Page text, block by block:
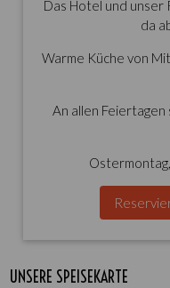
Das Hotel und
da
Warme Küche von
An allen Feiertagen
UNSERE SPEISEKARTE